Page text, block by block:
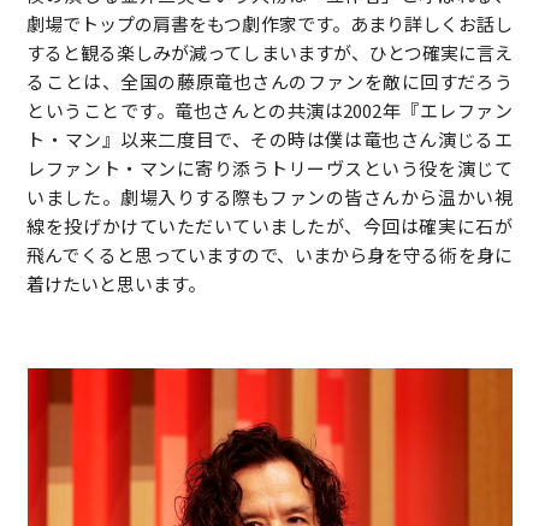
劇場でトップの肩書をもつ劇作家です。あまり詳しくお話し
すると観る楽しみが減ってしまいますが、ひとつ確実に言え
ることは、全国の藤原竜也さんのファンを敵に回すだろう
ということです。竜也さんとの共演は2002年『エレファン
ト・マン』以来二度目で、その時は僕は竜也さん演じるエ
レファント・マンに寄り添うトリーヴスという役を演じて
いました。劇場入りする際もファンの皆さんから温かい視
線を投げかけていただいていましたが、今回は確実に石が
飛んでくると思っていますので、いまから身を守る術を身に
着けたいと思います。